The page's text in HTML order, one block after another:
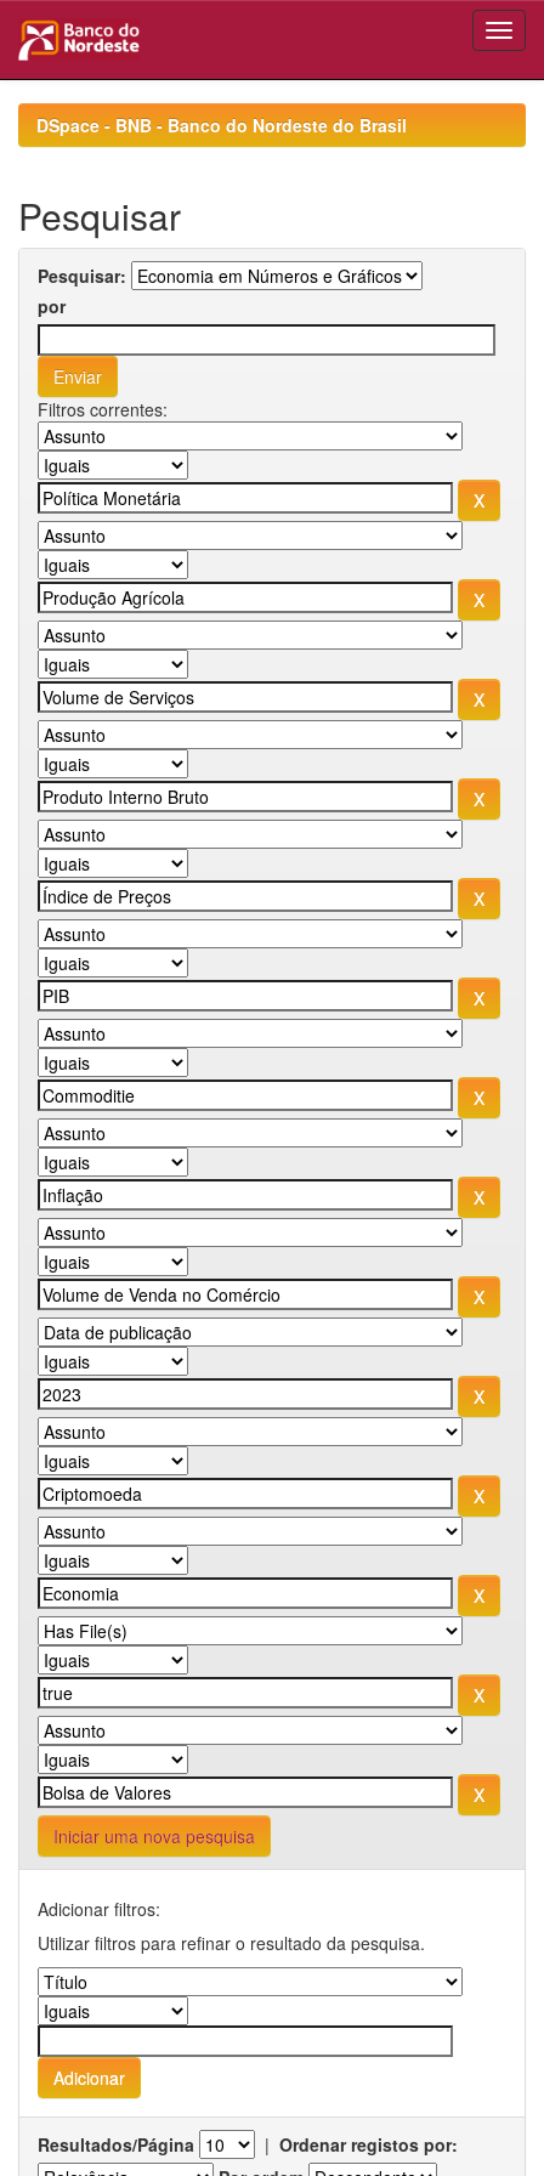
navigationDSpace - BNB - Banco do Nordeste do Brasil
Pesquisar
Pesquisar:
por
Filtros correntes:
Iniciar uma nova pesquisa
Adicionar filtros:
Utilizar filtros para refinar o resultado da pesquisa.
Resultados/Página | Ordenar registos por: